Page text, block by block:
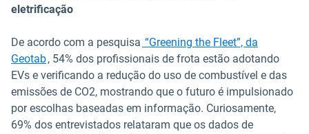
eletrificação
De acordo com a pesquisa “Greening the Fleet”, da
Geotab, 54% dos profissionais de frota estão adotando
EVs e verificando a redução do uso de combustível e das
emissões de CO2, mostrando que o futuro é impulsionado
por escolhas baseadas em informação. Curiosamente,
69% dos entrevistados relataram que os dados de